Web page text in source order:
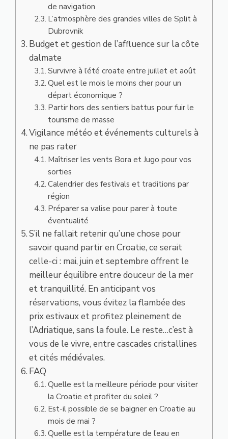
de navigation
L’atmosphère des grandes villes de Split à
Dubrovnik
Budget et gestion de l’affluence sur la côte
dalmate
Survivre à l’été croate entre juillet et août
Quel est le mois le moins cher pour un
départ économique ?
Partir hors des sentiers battus pour fuir le
tourisme de masse
Vigilance météo et événements culturels à
ne pas rater
Maîtriser les vents Bora et Jugo pour vos
sorties
Calendrier des festivals et traditions par
région
Préparer sa valise pour parer à toute
éventualité
S’il ne fallait retenir qu’une chose pour
savoir quand partir en Croatie, ce serait
celle-ci : mai, juin et septembre offrent le
meilleur équilibre entre douceur de la mer
et tranquillité. En anticipant vos
réservations, vous évitez la flambée des
prix estivaux et profitez pleinement de
l’Adriatique, sans la foule. Le reste…c’est à
vous de le vivre, entre cascades cristallines
et cités médiévales.
FAQ
Quelle est la meilleure période pour visiter
la Croatie et profiter du soleil ?
Est-il possible de se baigner en Croatie au
mois de mai ?
Quelle est la température de l’eau en